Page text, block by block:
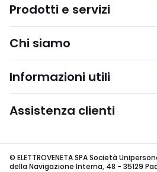
Prodotti e servizi
Chi siamo
Informazioni utili
Assistenza clienti
© ELETTROVENETA SPA Società
della Navigazione Interna, 48 - 35129